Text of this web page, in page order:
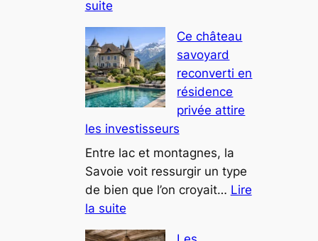
suite:
Thonon-
les-
Bains,
une
au
design
futuriste
attire
tous
les
Ce château
savoyard
reconverti en
résidence
privée attire
les investisseurs
Entre lac et montagnes, la
Savoie voit ressurgir un type
de bien que l’on croyait… Lire
la suite:
Ce